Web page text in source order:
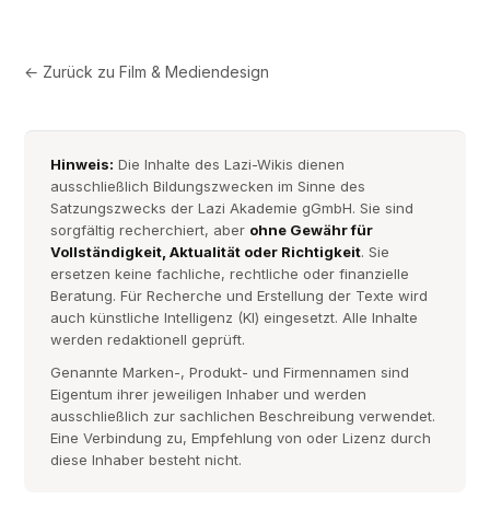
← Zurück zuFilm & Mediendesign
Hinweis: Die Inhalte des Lazi-Wikis dienen
ausschließlich Bildungszwecken im Sinne des
Satzungszwecks der Lazi Akademie gGmbH. Sie sind
sorgfältig recherchiert, aber ohne Gewähr für
Vollständigkeit, Aktualität oder Richtigkeit. Sie
ersetzen keine fachliche, rechtliche oder finanzielle
Beratung. Für Recherche und Erstellung der Texte wird
auch künstliche Intelligenz (KI) eingesetzt. Alle Inhalte
werden redaktionell geprüft.
Genannte Marken-, Produkt- und Firmennamen sind
Eigentum ihrer jeweiligen Inhaber und werden
ausschließlich zur sachlichen Beschreibung verwendet.
Eine Verbindung zu, Empfehlung von oder Lizenz durch
diese Inhaber besteht nicht.